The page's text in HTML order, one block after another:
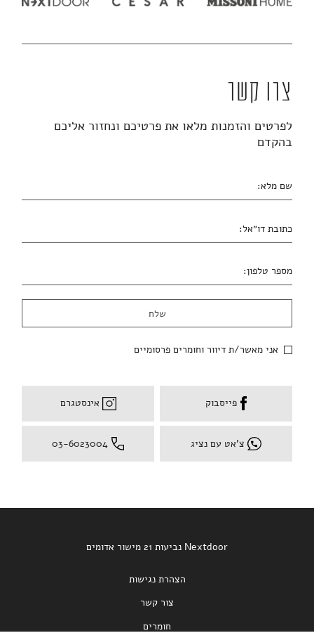
צרו קשר
לפרטים והזמנות מלאו את פרטיכם ונחזור אליכם
בהקדם
שם מלא:
כתובת דו״אל:
מספר טלפון:
אני מאשר/ת דיוור וחומרים פרסומיים
פייסבוק אינסטגרם
צ'אט עם נציג 03-6023004
Nextdoor נביעות 21 מישור אדומים
הצהרת נגישות
צור קשר
חומרים